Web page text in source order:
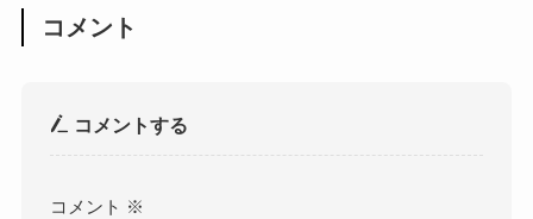
コメント
コメントする
コメント ※